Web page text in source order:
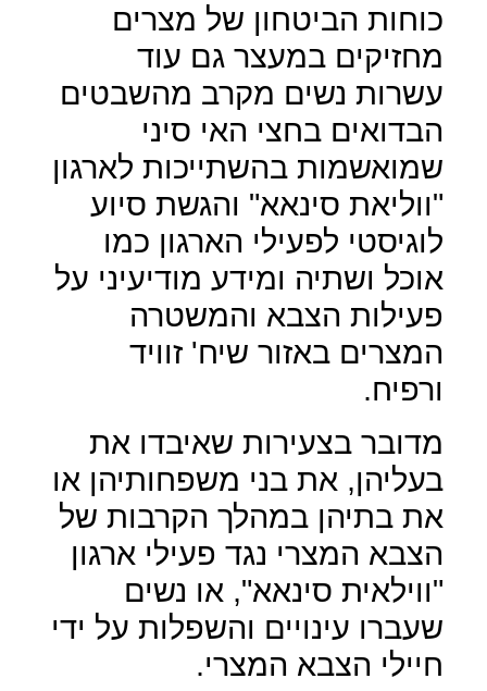
כוחות הביטחון של מצרים
מחזיקים במעצר גם עוד
עשרות נשים מקרב מהשבטים
הבדואים בחצי האי סיני
שמואשמות בהשתייכות לארגון
"ווליאת סינאא" והגשת סיוע
לוגיסטי לפעילי הארגון כמו
אוכל ושתיה ומידע מודיעיני על
פעילות הצבא והמשטרה
המצרים באזור שיח' זוויד
ורפיח.
מדובר בצעירות שאיבדו את
בעליהן, את בני משפחותיהן או
את בתיהן במהלך הקרבות של
הצבא המצרי נגד פעילי ארגון
"ווילאית סינאא", או נשים
שעברו עינויים והשפלות על ידי
חיילי הצבא המצרי.